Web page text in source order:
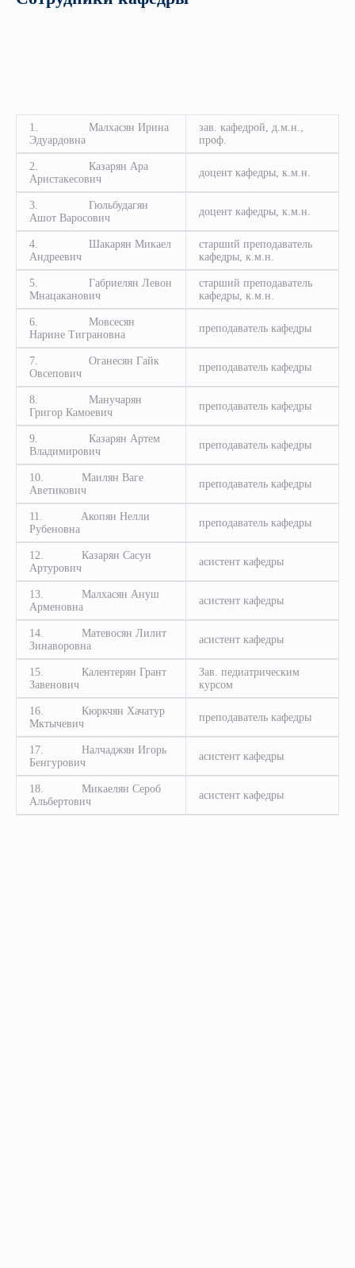
1. Малхасян Ирина
Эдуардовна
зав. кафедрой, д.м.н.,
проф.
2. Казарян Ара
Аристакесович
доцент кафедры, к.м.н.
3. Гюльбудагян
Ашот Варосович
доцент кафедры, к.м.н.
4. Шакарян Микаел
Андреевич
старший преподаватель
кафедры, к.м.н.
5. Габриелян Левон
Мнацаканович
старший преподаватель
кафедры, к.м.н.
6. Мовсесян
Нарине Тиграновна
преподаватель кафедры
7. Оганесян Гайк
Овсепович
преподаватель кафедры
8. Манучарян
Григор Камоевич
преподаватель кафедры
9. Казарян Артем
Владимирович
преподаватель кафедры
10. Маилян Ваге
Аветикович
преподаватель кафедры
11. Акопян Нелли
Рубеновна
преподаватель кафедры
12. Казарян Сасун
Артурович
асистент кафедры
13. Малхасян Ануш
Арменовна
асистент кафедры
14. Матевосян Лилит
Зинаворовна
асистент кафедры
15. Калентерян Грант
Завенович
Зав. педиатрическим
курсом
16. Кюркчян Хачатур
Мктычевич
преподаватель кафедры
17. Налчаджян Игорь
Бенгурович
асистент кафедры
18. Микаелян Сероб
Альбертович
асистент кафедры